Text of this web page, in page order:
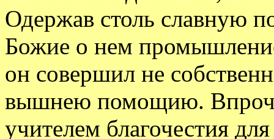
Одержав столь славную
Божие о нем
он совершил не
вышнею помощию.
учителем благочестия